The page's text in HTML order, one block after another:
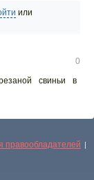
или
0
свиньи в
правообладателей |